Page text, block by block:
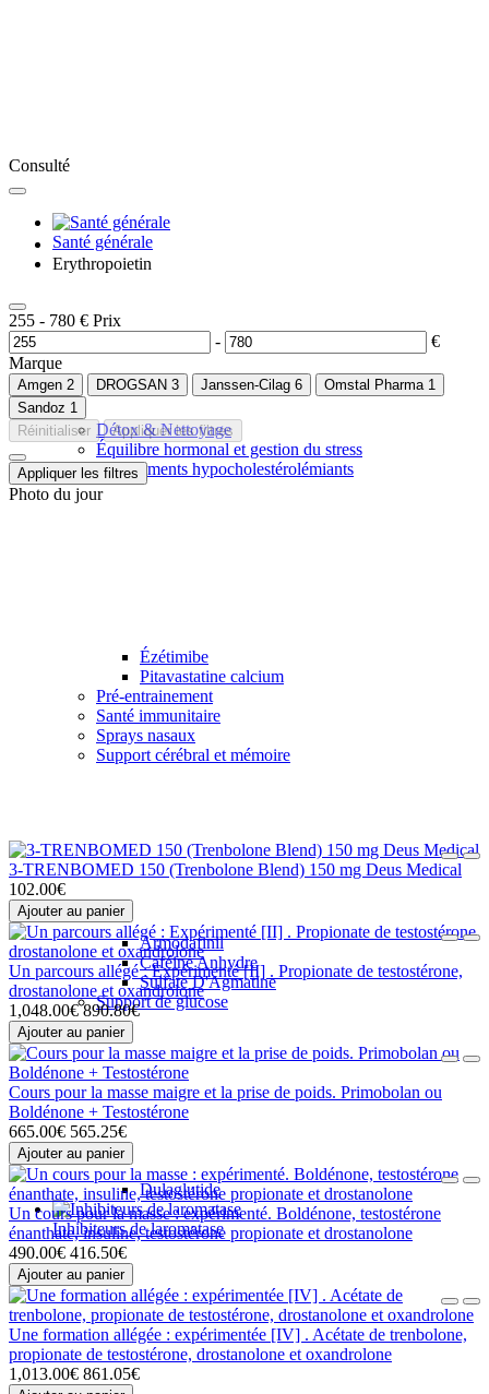
Consulté
Santé générale
Détox & Nettoyage
Équilibre hormonal et gestion du stress
Médicaments hypocholestérolémiants
Ézétimibe
Pitavastatine calcium
Pré-entrainement
Santé immunitaire
Sprays nasaux
Support cérébral et mémoire
Armodafinil
Caféine Anhydre
Sulfate D'Agmatine
Support de glucose
Dulaglutide
Inhibiteurs de laromatase
Erythropoietin
255 - 780 € Prix
-
€
Marque
Amgen 2 DROGSAN 3 Janssen-Cilag 6 Omstal Pharma 1
Sandoz 1
Réinitialiser
Appliquer les filtres
Appliquer les filtres
Photo du jour
3-TRENBOMED 150 (Trenbolone Blend) 150 mg Deus Medical
102.00€
Ajouter au panier
Un parcours allégé : Expérimenté [II] . Propionate de testostérone,
drostanolone et oxandrolone
1,048.00€ 890.80€
Ajouter au panier
Cours pour la masse maigre et la prise de poids. Primobolan ou
Boldénone + Testostérone
665.00€ 565.25€
Ajouter au panier
Un cours pour la masse : expérimenté. Boldénone, testostérone
énanthate, insuline, testostérone propionate et drostanolone
490.00€ 416.50€
Ajouter au panier
Une formation allégée : expérimentée [IV] . Acétate de trenbolone,
propionate de testostérone, drostanolone et oxandrolone
1,013.00€ 861.05€